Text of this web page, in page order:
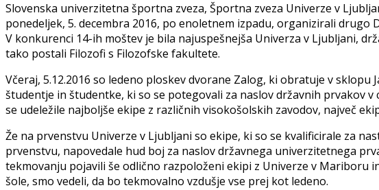
Slovenska univerzitetna športna zveza, Športna zveza Univerze v
ponedeljek, 5. decembra 2016, po enoletnem izpadu, organizirali
V konkurenci 14-ih moštev je bila najuspešnejša Univerza v Ljubljani,
tako postali Filozofi s Filozofske fakultete.
Včeraj, 5.12.2016 so ledeno ploskev dvorane Zalog, ki obratuje v sklopu
študentje in študentke, ki so se potegovali za naslov državnih prvakov
se udeležile najboljše ekipe z različnih visokošolskih zavodov, največ
Že na prvenstvu Univerze v Ljubljani so ekipe, ki so se kvalificirale za
prvenstvu, napovedale hud boj za naslov državnega univerzitetnega
tekmovanju pojavili še odlično razpoloženi ekipi z Univerze v Mariboru
šole, smo vedeli, da bo tekmovalno vzdušje vse prej kot ledeno.